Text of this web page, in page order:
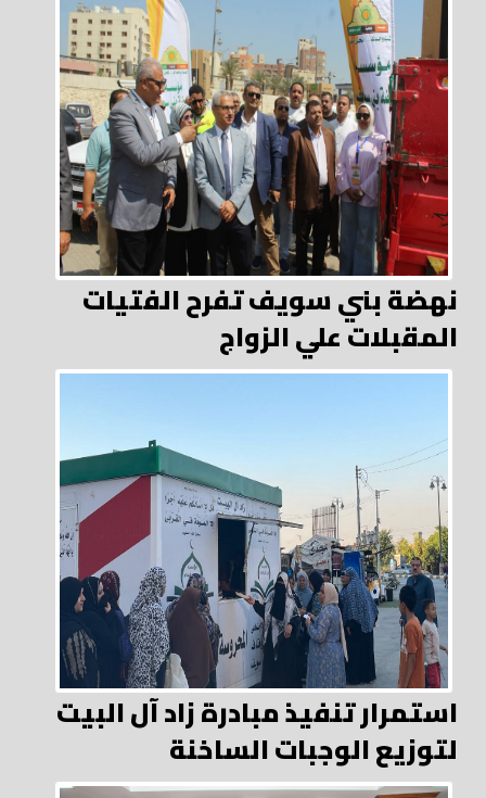
نهضة بني سويف تفرح الفتيات
المقبلات علي الزواج
استمرار تنفيذ مبادرة زاد آل البيت
لتوزيع الوجبات الساخنة